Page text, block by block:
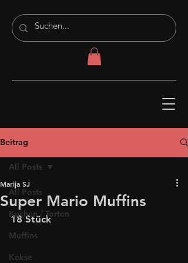
Beitrag
All Posts
Kuchen / Torten
Muffins
Kekse
All Posts
Super Mario Muffins
Marija SJ
18 Stück